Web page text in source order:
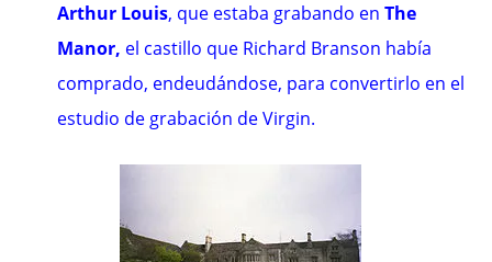
Arthur Louis, que estaba grabando enThe
Manor, el castillo que Richard Branson había
comprado, endeudándose, para convertirlo en el
estudio de grabación de Virgin.